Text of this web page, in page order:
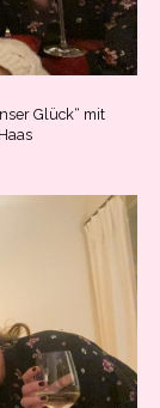
Glück“ mit